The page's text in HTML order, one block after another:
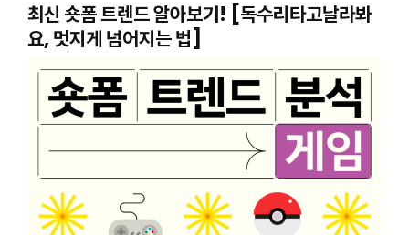
최신 숏폼 트렌드 알아보기! [독수리타고날라봐
요, 멋지게 넘어지는 법]